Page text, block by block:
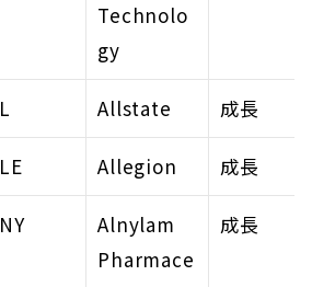
Technolo
gy
Allstate 成長
Allegion 成長
Alnylam
Pharmace
成長